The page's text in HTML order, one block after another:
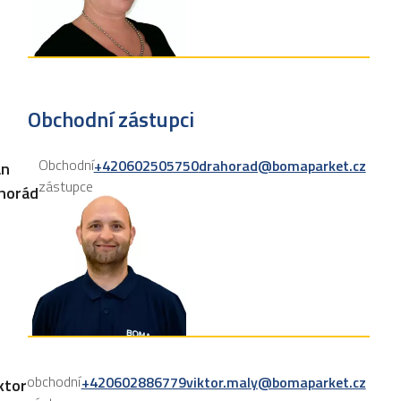
Obchodní zástupci
Obchodní
zástupce
+420602505750drahorad@bomaparket.cz
obchodní+420602886779viktor.maly@bomaparket.cz